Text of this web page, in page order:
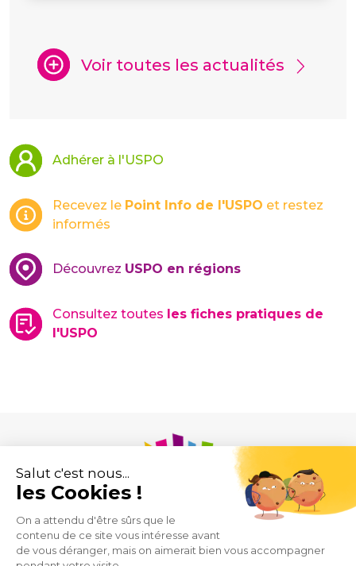
Voir toutes les actualités
Adhérer à l'USPO
Recevez le Point Info de l'USPO et restez
informés
Découvrez USPO en régions
Consultez toutes les fiches pratiques de
l'USPO
Union des Syndicats de Pharmaciens d’Officine